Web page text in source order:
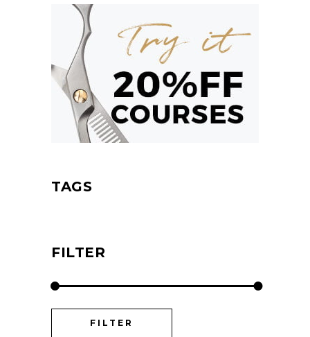
TAGS
FILTER
FILTER